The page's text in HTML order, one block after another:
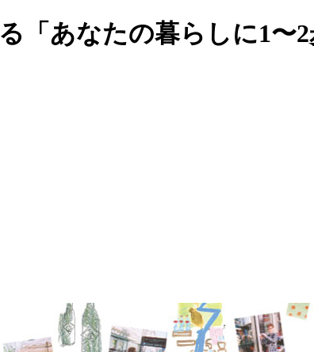
「あなたの暮らしに1〜